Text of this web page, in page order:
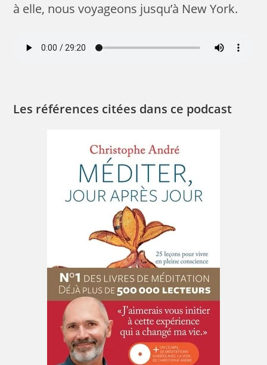
à elle, nous voyageons jusqu’à New York.
Les références citées dans ce podcast